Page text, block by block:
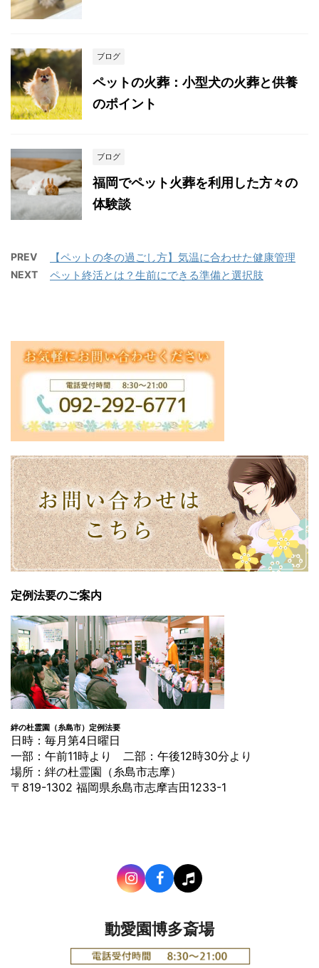
ブログ
ペットの火葬：小型犬の火葬と供養
のポイント
ブログ
福岡でペット火葬を利用した方々の
体験談
PREV 【ペットの冬の過ごし方】気温に合わせた健康管理
NEXT ペット終活とは？生前にできる準備と選択肢
定例法要のご案内
絆の杜霊園（糸島市）定例法要
日時：毎月第4日曜日
一部：午前11時より 二部：午後12時30分より
場所：絆の杜霊園（糸島市志摩）
〒819-1302 福岡県糸島市志摩吉田1233-1
動愛園博多斎場